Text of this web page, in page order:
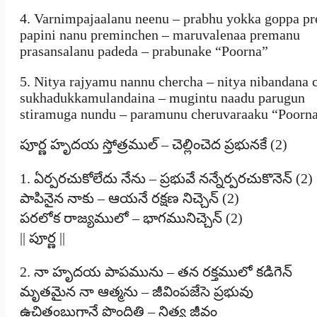
4. Varnimpajaalanu neenu – prabhu yokka goppa
papini nanu preminchen – maruvalenaa premanu
prasansalanu padeda – prabunake “Poorna”
5. Nitya rajyamu nannu chercha – nitya nibandana
sukhadukkamulandaina – mugintu naadu parugun
stiramuga nundu – paramunu cheruvaraaku
పూర్ణ హృదయ స్తోత్రముల్ – చెల్లించెద ప్రభునకే (2)
1. ఏర్పరచుకోలేదు నేను – ప్రభువే నన్నేర్పరచుకొనెన్ (2)
పాపినైన నాకు – ఆయనే రక్షణ నిచ్చెన్ (2)
పరలోక రాజ్యములో – భాగమునిచ్చెన్ (2)
|| పూర్ణ ||
2. నా హృదయ పాపమును – తన రక్తములో కడిగెన్
మృతమైన నా ఆత్మను – జీవింపజేసె ప్రభువు
ఉచితంబుగానే పొందితి – నిత్య జీవం